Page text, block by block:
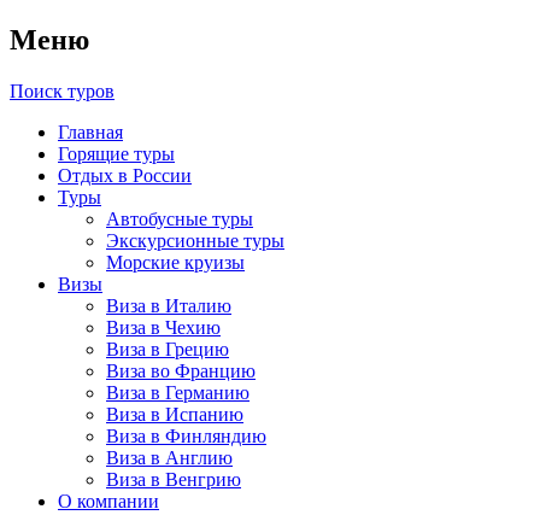
Меню
Поиск туров
Главная
Горящие туры
Отдых в России
Туры
Автобусные туры
Экскурсионные туры
Морские круизы
Визы
Виза в Италию
Виза в Чехию
Виза в Грецию
Виза во Францию
Виза в Германию
Виза в Испанию
Виза в Финляндию
Виза в Англию
Виза в Венгрию
О компании